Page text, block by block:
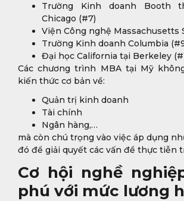
Trường Kinh doanh Booth
Chicago (#7)
Viện Công nghệ Massachusetts
Trường Kinh doanh Columbia
Đại học California tại Berkeley
Các chương trình MBA tại Mỹ
kiến thức cơ bản về:
Quản trị kinh doanh
Tài chính
Ngân hàng,…
mà còn chú trọng vào việc áp dụng
đó để giải quyết các vấn đề thực tiễn
Cơ hội nghề
phú với mức lương